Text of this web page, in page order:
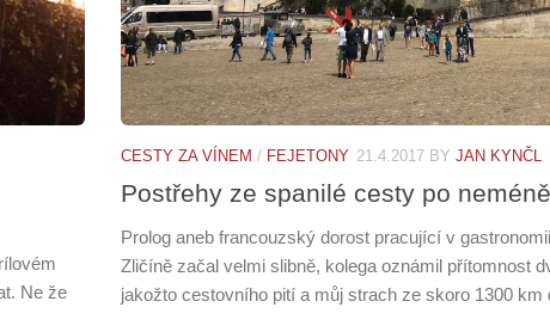
Ne že
CESTY ZA VÍNEM / FEJETONY 21.4.2017 BY JAN KYNČL
Postřehy ze spanilé cesty po
Prolog aneb francouzský dorost pracující v
Zličíně začal velmi slibně, kolega oznámil přítomnost
jakožto cestovního pití a můj strach ze skoro 1300 km